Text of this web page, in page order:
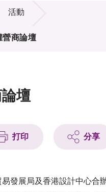
活動
營商論壇
壇
打印 分享
發展局及香港設計中心合